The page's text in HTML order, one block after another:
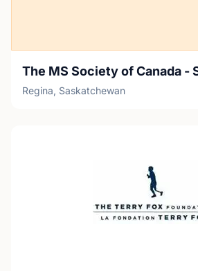
Regina, Saskatchewan